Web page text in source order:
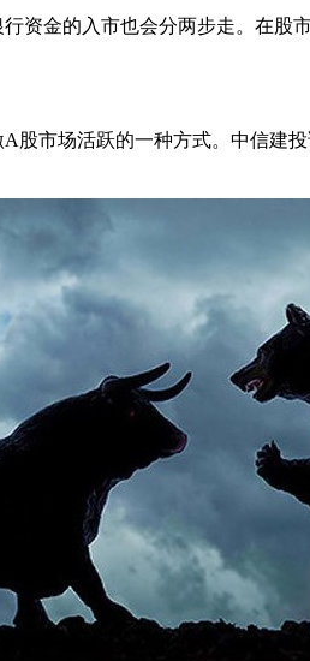
金的入市也会分两步走。在股
场活跃的一种方式。中信建